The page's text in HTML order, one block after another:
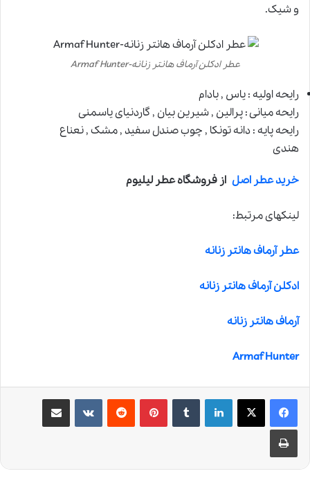
و شیک.
عطر ادکلن آرماف هانتر زنانه-Armaf Hunter
رایحه اولیه : یاس , بادام
رایحه میانی : پرالین , شیرین بیان , گاردنیای یاسمنی
رایحه پایه : دانه تونکا , چوب صندل سفید , مشک , نعناع
هندی
خرید عطر اصل از فروشگاه عطر لیلیوم
لینکهای مرتبط:
عطر آرماف هانتر زنانه
ادکلن آرماف هانتر زنانه
آرماف هانتر زنانه
Armaf Hunter
لینکدین ‫تامبلر ‫پین‌ترست‫رددیت ‫VKontakteاشتراک گذاری از طریق ایمیل
چاپ